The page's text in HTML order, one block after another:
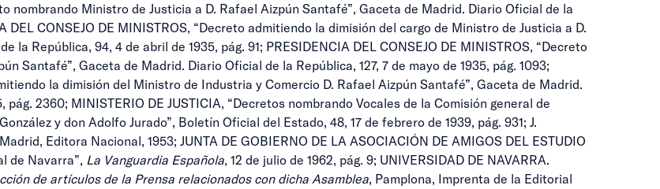
nombrando Ministro de Justicia a D. Rafael Aizpún Santafé”, Gaceta de Madrid. Diario Oficial de la
DEL CONSEJO DE MINISTROS, “Decreto admitiendo la dimisión del cargo de Ministro de Justicia a D.
República, 94, 4 de abril de 1935, pág. 91; PRESIDENCIA DEL CONSEJO DE MINISTROS, “Decreto
Santafé”, Gaceta de Madrid. Diario Oficial de la República, 127, 7 de mayo de 1935, pág. 1093;
la dimisión del Ministro de Industria y Comercio D. Rafael Aizpún Santafé”, Gaceta de Madrid.
2360; MINISTERIO DE JUSTICIA, “Decretos nombrando Vocales de la Comisión general de
y don Adolfo Jurado”, Boletín Oficial del Estado, 48, 17 de febrero de 1939, pág. 931; J.
Editora Nacional, 1953; JUNTA DE GOBIERNO DE LA ASOCIACIÓN DE AMIGOS DEL ESTUDIO
de Navarra”, La Vanguardia Española, 12 de julio de 1962, pág. 9; UNIVERSIDAD DE NAVARRA.
de artículos de la Prensa relacionados con dicha Asamblea, Pamplona, Imprenta de la Editorial